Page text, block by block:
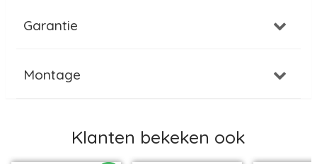
Garantie
Montage
Klanten bekeken ook